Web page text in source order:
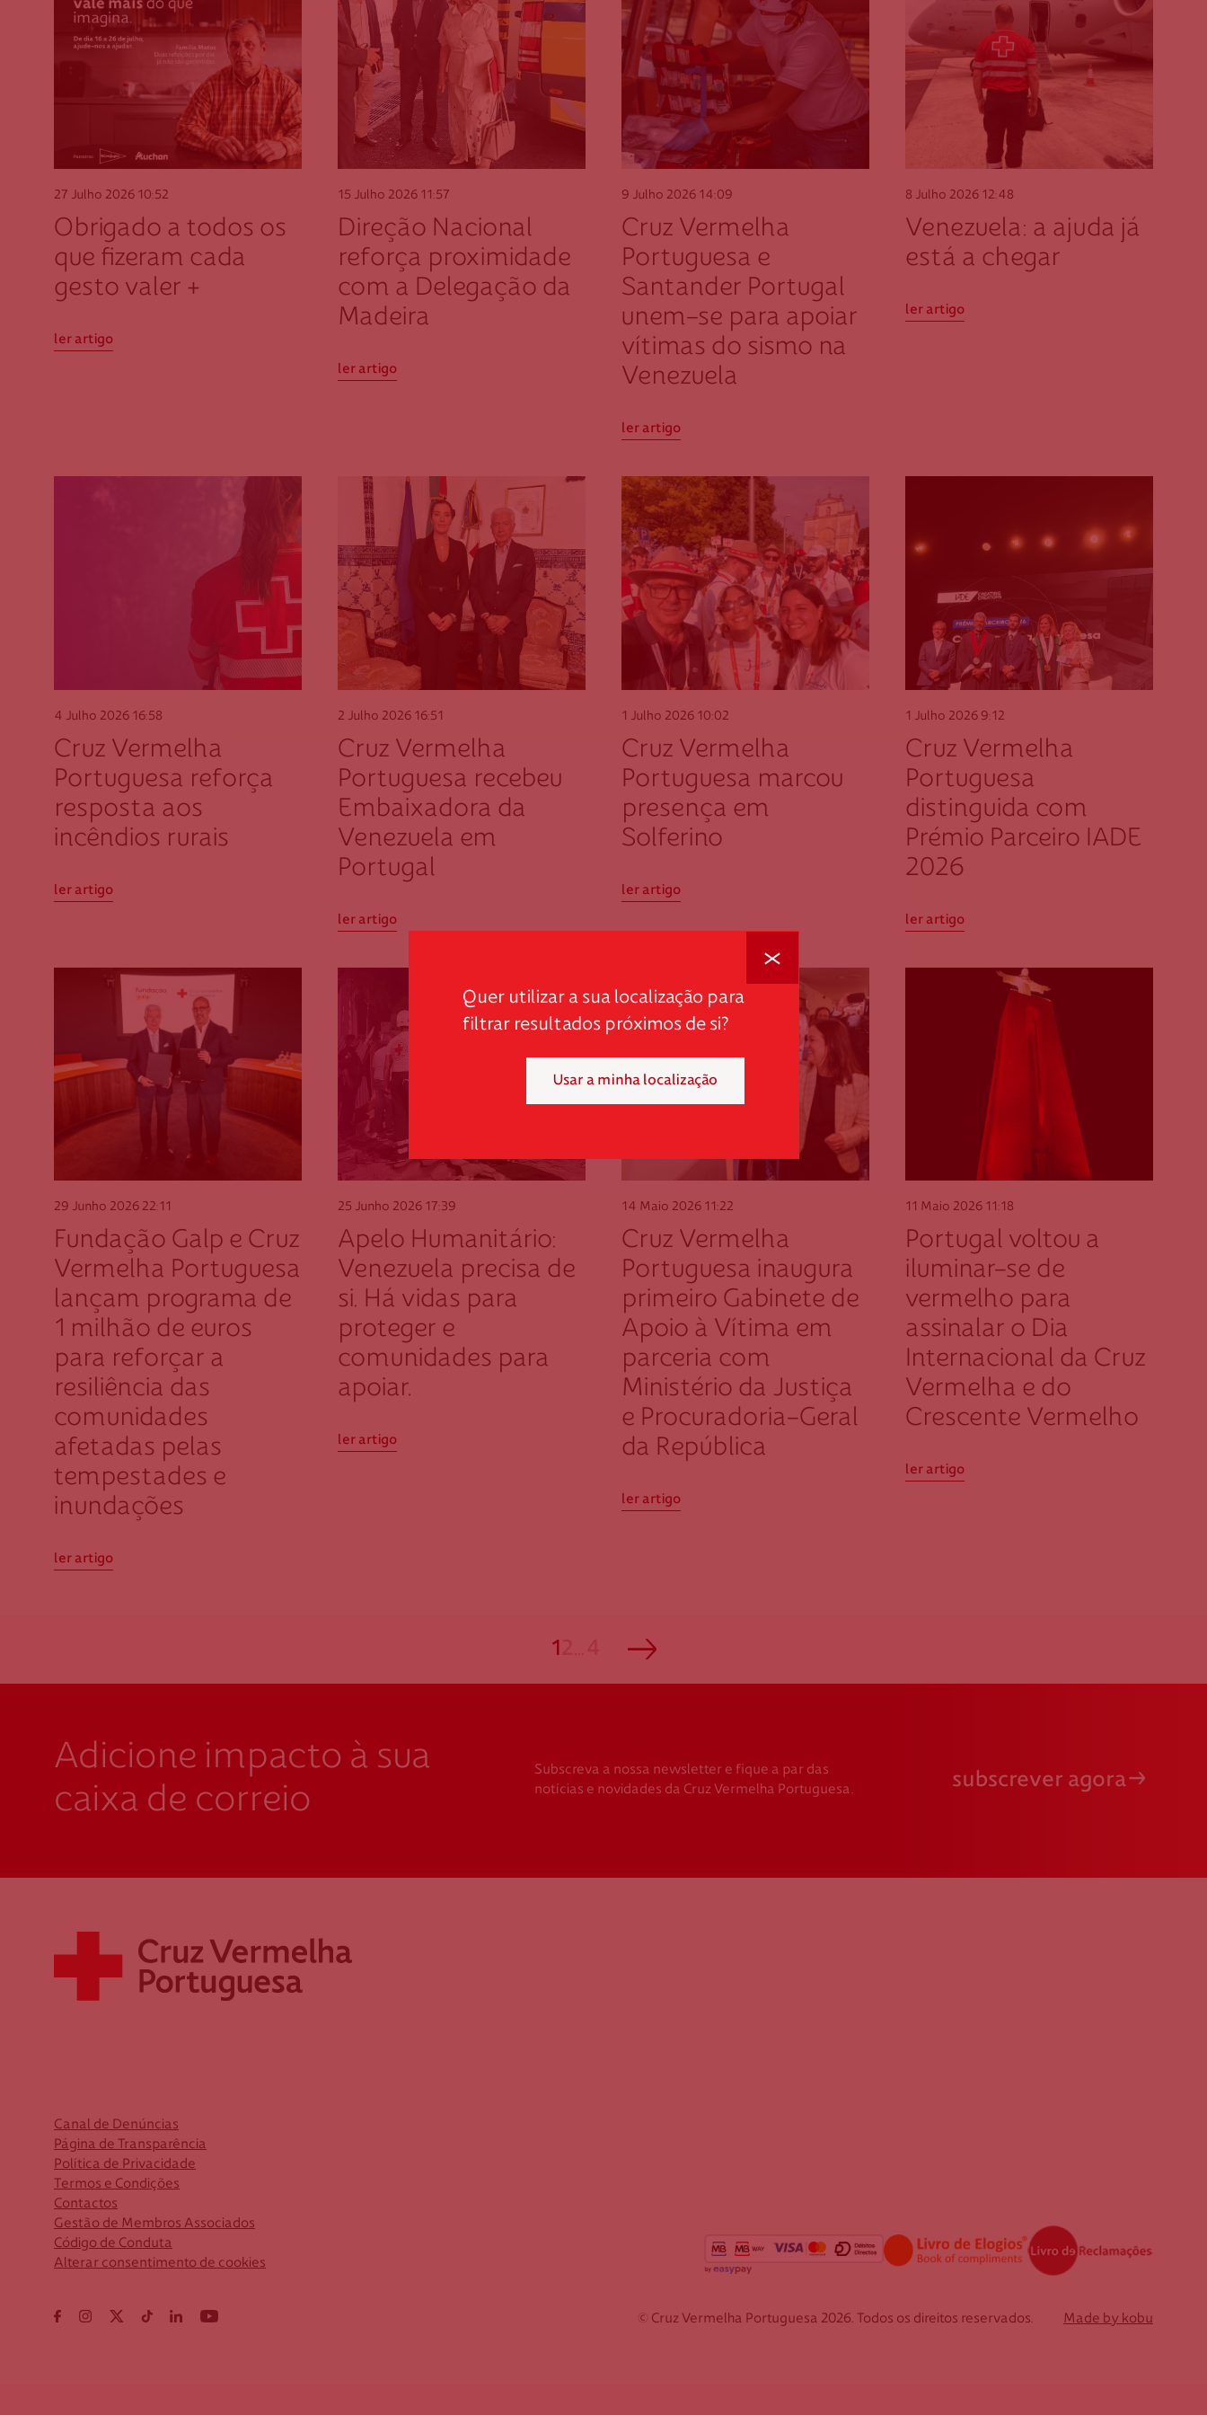
Guarda
Leiria
Lisboa
Madeira
Portalegre
Porto
Setúbal
Viana do Castelo
Outro
montante
Se pretender optar por outro montante, indique-o aqui (p.e. 80)
Saúde
Sem categoria
Bragança
Castelo Branco
Coimbra
Lisboa
Madeira
Portalegre
Santarém
27 Julho 2026 10:52
Obrigado a todos os
que fizeram cada
gesto valer +
ler artigo
15 Julho 2026 11:57
Direção Nacional
reforça proximidade
com a Delegação da
Madeira
ler artigo
9 Julho 2026 14:09
Cruz Vermelha
Portuguesa e
Santander Portugal
unem-se para apoiar
vítimas do sismo na
Venezuela
ler artigo
8 Julho 2026 12:48
Venezuela: a ajuda já
está a chegar
ler artigo
4 Julho 2026 16:58
Cruz Vermelha
Portuguesa reforça
resposta aos
incêndios rurais
ler artigo
2 Julho 2026 16:51
Cruz Vermelha
Portuguesa recebeu
Embaixadora da
Venezuela em
Portugal
ler artigo
1 Julho 2026 10:02
Cruz Vermelha
Portuguesa marcou
presença em
Solferino
ler artigo
1 Julho 2026 9:12
Cruz Vermelha
Portuguesa
distinguida com
Prémio Parceiro IADE
2026
ler artigo
29 Junho 2026 22:11
Fundação Galp e Cruz
Vermelha Portuguesa
lançam programa de
1 milhão de euros
para reforçar a
resiliência das
comunidades
afetadas pelas
tempestades e
inundações
ler artigo
25 Junho 2026 17:39
Apelo Humanitário:
Venezuela precisa de
si. Há vidas para
proteger e
comunidades para
apoiar.
ler artigo
14 Maio 2026 11:22
Cruz Vermelha
Portuguesa inaugura
primeiro Gabinete de
Apoio à Vítima em
parceria com
Ministério da Justiça
e Procuradoria-Geral
da República
ler artigo
11 Maio 2026 11:18
Portugal voltou a
iluminar-se de
vermelho para
assinalar o Dia
Internacional da Cruz
Vermelha e do
Crescente Vermelho
ler artigo
1
Adicione impacto à sua
caixa de correio
Subscreva a nossa newsletter e fique a par das
notícias e novidades da Cruz Vermelha Portuguesa.
subscrever agora
Canal de Denúncias
Página de Transparência
Política de Privacidade
Termos e Condições
Contactos
Gestão de Membros Associados
Código de Conduta
Alterar consentimento de cookies
© Cruz Vermelha Portuguesa 2026. Todos os direitos reservados. Made by kobu
Quer utilizar a sua localização para
filtrar resultados próximos de si?
Usar a minha localização